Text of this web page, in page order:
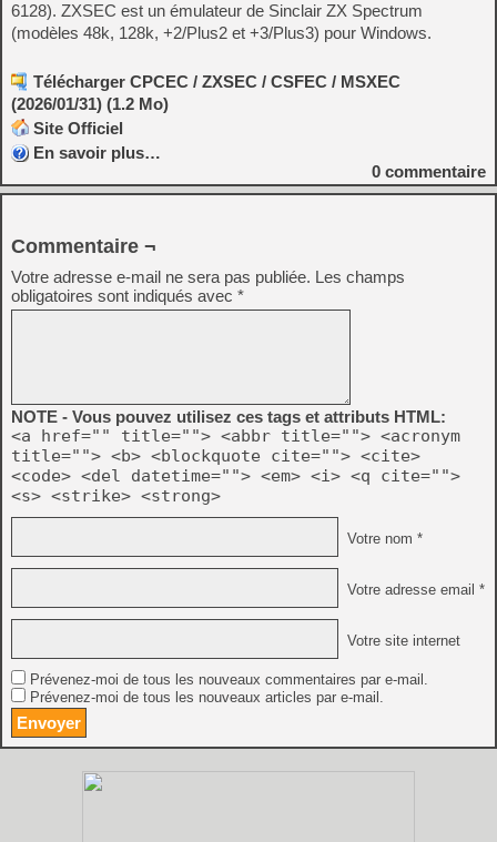
6128). ZXSEC est un émulateur de Sinclair ZX Spectrum
(modèles 48k, 128k, +2/Plus2 et +3/Plus3) pour Windows.
Télécharger CPCEC / ZXSEC / CSFEC / MSXEC
(2026/01/31) (1.2 Mo)
Site Officiel
En savoir plus…
0 commentaire
Commentaire ¬
Votre adresse e-mail ne sera pas publiée. Les champs
obligatoires sont indiqués avec *
NOTE - Vous pouvez utilisez ces tags et attributs HTML:
<a href="" title=""> <abbr title=""> <acronym
title=""> <b> <blockquote cite=""> <cite>
<code> <del datetime=""> <em> <i> <q cite="">
<s> <strike> <strong>
Votre nom *
Votre adresse email *
Votre site internet
Prévenez-moi de tous les nouveaux commentaires par e-mail.
Prévenez-moi de tous les nouveaux articles par e-mail.